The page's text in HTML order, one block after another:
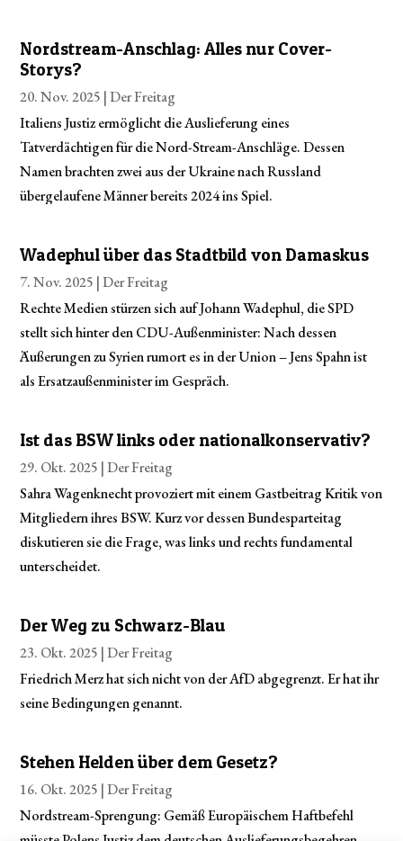
Nordstream-Anschlag: Alles nur Cover-
Storys?
20. Nov. 2025 |Der Freitag
Italiens Justiz ermöglicht die Auslieferung eines
Tatverdächtigen für die Nord-Stream-Anschläge. Dessen
Namen brachten zwei aus der Ukraine nach Russland
übergelaufene Männer bereits 2024 ins Spiel.
Wadephul über das Stadtbild von Damaskus
7. Nov. 2025 |Der Freitag
Rechte Medien stürzen sich auf Johann Wadephul, die SPD
stellt sich hinter den CDU-Außenminister: Nach dessen
Äußerungen zu Syrien rumort es in der Union – Jens Spahn ist
als Ersatzaußenminister im Gespräch.
Ist das BSW links oder nationalkonservativ?
29. Okt. 2025 |Der Freitag
Sahra Wagenknecht provoziert mit einem Gastbeitrag Kritik von
Mitgliedern ihres BSW. Kurz vor dessen Bundesparteitag
diskutieren sie die Frage, was links und rechts fundamental
unterscheidet.
Der Weg zu Schwarz-Blau
23. Okt. 2025 |Der Freitag
Friedrich Merz hat sich nicht von der AfD abgegrenzt. Er hat ihr
seine Bedingungen genannt.
Stehen Helden über dem Gesetz?
16. Okt. 2025 |Der Freitag
Nordstream-Sprengung: Gemäß Europäischem Haftbefehl